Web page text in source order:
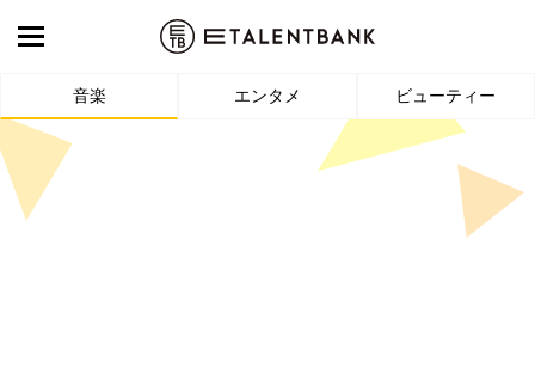
音楽 エンタメ ビューティー